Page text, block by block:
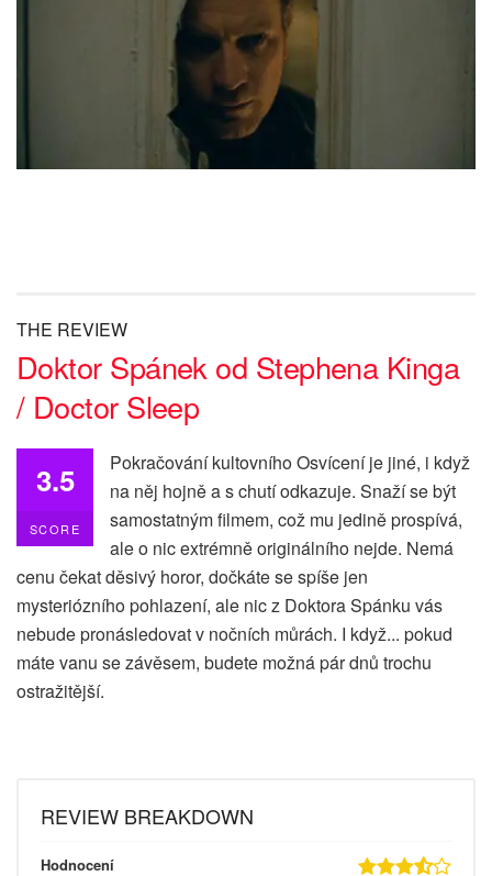
THE REVIEW
Doktor Spánek od Stephena Kinga
/ Doctor Sleep
3.5
SCORE
Pokračování kultovního Osvícení je jiné, i když
na něj hojně a s chutí odkazuje. Snaží se být
samostatným filmem, což mu jedině prospívá,
ale o nic extrémně originálního nejde. Nemá
cenu čekat děsivý horor, dočkáte se spíše jen
mysteriózního pohlazení, ale nic z Doktora Spánku vás
nebude pronásledovat v nočních můrách. I když... pokud
máte vanu se závěsem, budete možná pár dnů trochu
ostražitější.
REVIEW BREAKDOWN
Hodnocení